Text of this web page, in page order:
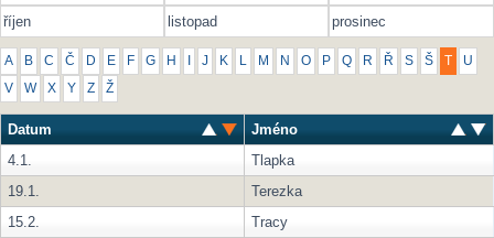
říjen
listopad prosinec
A B C Č D E F G H J K L M N O P Q R Ř S Š U
V W X Y Z Ž
Datum
Jméno
4.1.
Tlapka
19.1.
Terezka
15.2.
Tracy